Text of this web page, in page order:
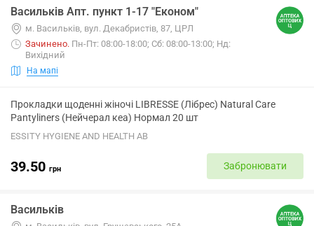
Васильків Апт. пункт 1-17 "Економ"
м. Васильків, вул. Декабристів, 87, ЦРЛ
Зачинено. Пн-Пт: 08:00-18:00; Сб: 08:00-13:00; Нд:
Вихідний
На мапі
Прокладки щоденні жіночі LIBRESSE (Лібрес) Natural Care
Pantyliners (Нейчерал кеа) Нормал 20 шт
ESSITY HYGIENE AND HEALTH AB
39.50 грн Забронювати
Васильків